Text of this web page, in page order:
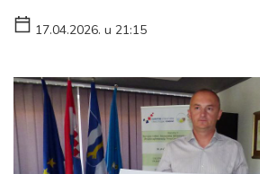
17.04.2026. u 21:15